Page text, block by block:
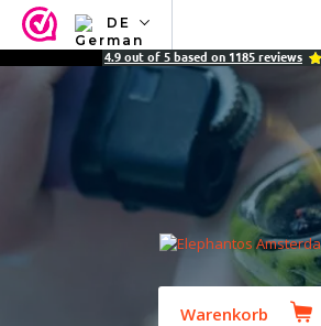
DE
NL
ES
4.9 out of 5 based on 1185 reviews
Warenkorb